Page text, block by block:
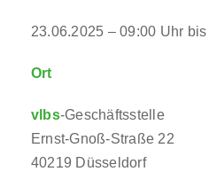
23.06.2025 – 09:00 Uhr
Ort
vlbs-Geschäftsstelle
Ernst-Gnoß-Straße 22
40219 Düsseldorf